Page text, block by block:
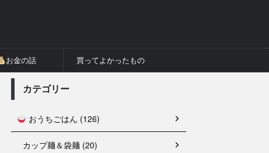
お金の話 買ってよかったもの
カテゴリー
おうちごはん (126)
カップ麺＆袋麺 (20)